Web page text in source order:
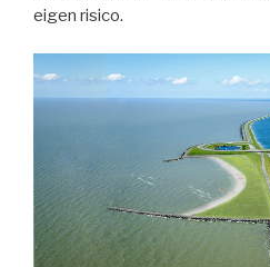
eigen risico.